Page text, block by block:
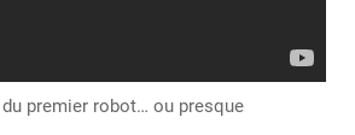
du premier robot… ou presque